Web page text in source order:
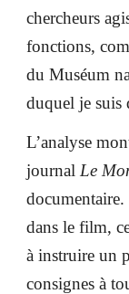
chercheurs
fonctions,
du Muséum
duquel je suis
L’analyse
journal Le
documentaire.
dans le film,
à instruire un
consignes à